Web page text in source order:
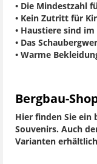
• Die Mindestzahl
• Kein Zutritt für
• Haustiere sind
• Das
• Warme
Bergbau-
Hier finden Sie ein
Souvenirs. Auch
Varianten